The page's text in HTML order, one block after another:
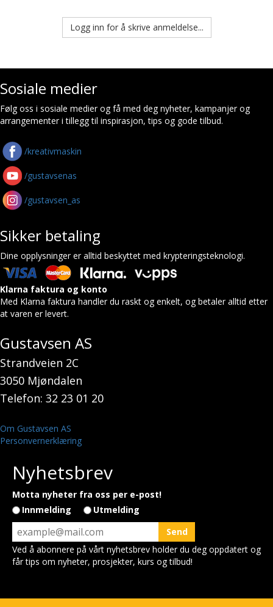
Logg inn for å skrive anmeldelse...
Sosiale medier
Følg oss i sosiale medier og få med deg nyheter, kampanjer og
arrangementer i tillegg til inspirasjon, tips og gode tilbud.
/kreativmaskin
/gustavsenas
/gustavsen_as
Sikker betaling
Dine opplysninger er alltid beskyttet med krypteringsteknologi.
Klarna faktura og konto
Med Klarna faktura handler du raskt og enkelt, og betaler alltid etter
at varen er levert.
Gustavsen AS
Strandveien 2C
3050 Mjøndalen
Telefon: 32 23 01 20
Om Gustavsen AS
Personvernerklæring
Nyhetsbrev
Motta nyheter fra oss per e-post!
Innmelding
Utmelding
Ved å abonnere på vårt nyhetsbrev holder du deg oppdatert og
får tips om nyheter, prosjekter, kurs og tilbud!